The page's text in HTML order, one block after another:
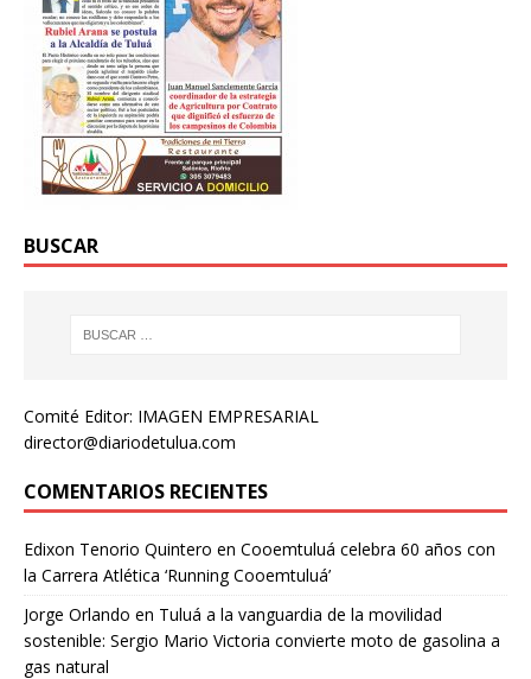
BUSCAR
Comité Editor: IMAGEN EMPRESARIAL
director@diariodetulua.com
COMENTARIOS RECIENTES
Edixon Tenorio Quintero en Cooemtuluá celebra 60 años con
la Carrera Atlética ‘Running Cooemtuluá’
Jorge Orlando en Tuluá a la vanguardia de la movilidad
sostenible: Sergio Mario Victoria convierte moto de gasolina a
gas natural